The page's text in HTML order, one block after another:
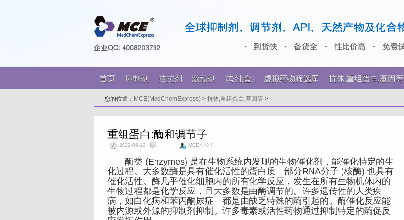
首页 抑制剂 拮抗剂 激动剂 试剂(盒) 虚拟药物筛选库 抗体,重组蛋白,基因等
您的位置： MCE(MedChemExpress) > 抗体,重组蛋白,基因等 >
重组蛋白:酶和调节子
2022-05-12 MCE小分子
酶类 (Enzymes) 是在生物系统内发现的生物催化剂，能催化特定的生
化过程。大多数酶是具有催化活性的蛋白质，部分RNA分子 (核酶) 也具有
催化活性。酶几乎催化细胞内的所有化学反应，发生在所有生物机体内的
生物过程都是化学反应，且大多数是由酶调节的。许多遗传性的人类疾
病，如白化病和苯丙酮尿症，都是由缺乏特殊的酶引起的。酶催化反应能
被内源或外源的抑制剂抑制。许多毒素或活性药物通过抑制特定的酶促反